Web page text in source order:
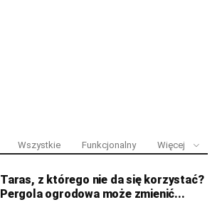
Wszystkie Funkcjonalny Więcej
Taras, z którego nie da się korzystać?
Pergola ogrodowa może zmienić...